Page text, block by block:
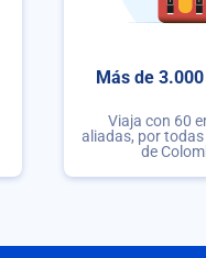
Más de
Viaja con 60
aliadas, por
de